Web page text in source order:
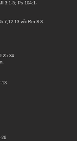
3:1-5; Ps 104:1-
7,12-13 või Rm 8:8-
34
13
26